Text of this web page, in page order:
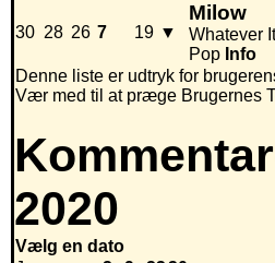
30 28 26 7 19 ▼
Milow
Whatever
Pop Info
Denne liste er udtryk for
Vær med til at præge Brugernes
2020
Vælg en dato